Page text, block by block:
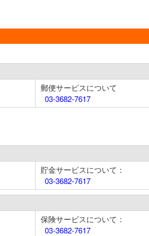
郵便サービスについて
03-3682-7617
貯金サービスについて：
03-3682-7617
保険サービスについて：
03-3682-7617